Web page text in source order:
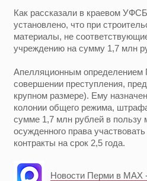
Как рассказали в краевом
установлено, что при
материалы, не
учреждению на сумму 1,7 млн
Апелляционным определением
совершении преступления,
крупном размере). Ему
колонии общего режима,
сумме 1,7 млн рублей в пользу
осужденного права
контракты на срок 2,5 года.
Новости Перми в MAX